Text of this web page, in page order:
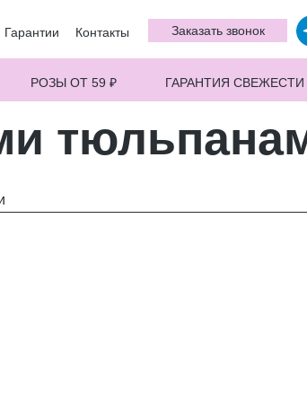
Гарантии Контакты Заказать звонок
РОЗЫ ОТ 59 ₽ ГАРАНТИЯ СВЕЖЕСТИ